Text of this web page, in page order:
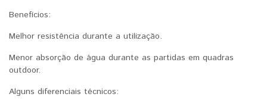
Benefícios:
Melhor resistência durante a utilização.
Menor absorção de água durante as partidas em quadras
outdoor.
Alguns diferenciais técnicos: